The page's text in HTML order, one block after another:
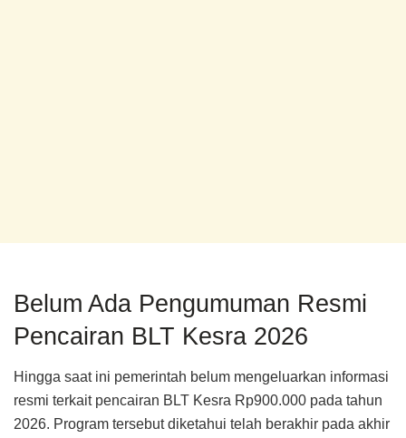
Belum Ada Pengumuman Resmi
Pencairan BLT Kesra 2026
Hingga saat ini pemerintah belum mengeluarkan informasi
resmi terkait pencairan BLT Kesra Rp900.000 pada tahun
2026. Program tersebut diketahui telah berakhir pada akhir